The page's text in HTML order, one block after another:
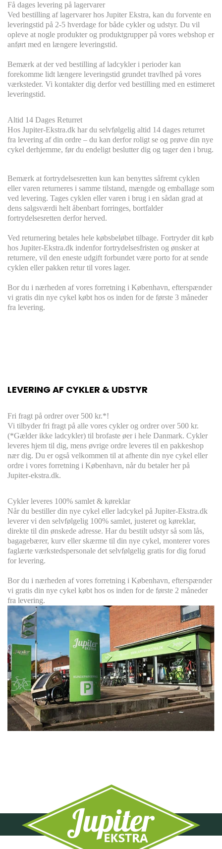
Få dages levering på lagervarer
Ved bestilling af lagervarer hos Jupiter Ekstra, kan du forvente en
leveringstid på 2-5 hverdage for både cykler og udstyr. Du vil
opleve at nogle produkter og produktgrupper på vores webshop er
anført med en længere leveringstid.
Bemærk at der ved bestilling af ladcykler i perioder kan
forekomme lidt længere leveringstid grundet travlhed på vores
værksteder. Vi kontakter dig derfor ved bestilling med en estimeret
leveringstid.
Altid 14 Dages Returret
Hos Jupiter-Ekstra.dk har du selvfølgelig altid 14 dages returret
fra levering af din ordre – du kan derfor roligt se og prøve din nye
cykel derhjemme, før du endeligt beslutter dig og tager den i brug.
Bemærk at fortrydelsesretten kun kan benyttes såfremt cyklen
eller varen returneres i samme tilstand, mængde og emballage som
ved levering. Tages cyklen eller varen i brug i en sådan grad at
dens salgsværdi helt åbenbart forringes, bortfalder
fortrydelsesretten derfor herved.
Ved returnering betales hele købsbeløbet tilbage. Fortryder dit køb
hos Jupiter-Ekstra.dk indenfor fortrydelsesfristen og ønsker at
returnere, vil den eneste udgift forbundet være porto for at sende
cyklen eller pakken retur til vores lager.
Bor du i nærheden af vores forretning i København, efterspænder
vi gratis din nye cykel købt hos os inden for de første 3 måneder
fra levering.
LEVERING AF CYKLER & UDSTYR
Fri fragt på ordrer over 500 kr.*!
Vi tilbyder fri fragt på alle vores cykler og ordrer over 500 kr.
(*Gælder ikke ladcykler) til brofaste øer i hele Danmark. Cykler
leveres hjem til dig, mens øvrige ordre leveres til en pakkeshop
nær dig. Du er også velkommen til at afhente din nye cykel eller
ordre i vores forretning i København, når du betaler her på
Jupiter-ekstra.dk.
Cykler leveres 100% samlet & køreklar
Når du bestiller din nye cykel eller ladcykel på Jupiter-Ekstra.dk
leverer vi den selvfølgelig 100% samlet, justeret og køreklar,
direkte til din ønskede adresse. Har du bestilt udstyr så som lås,
bagagebærer, kurv eller skærme til din nye cykel, monterer vores
faglærte værkstedspersonale det selvfølgelig gratis for dig forud
for levering.
Bor du i nærheden af vores forretning i København, efterspænder
vi gratis din nye cykel købt hos os inden for de første 2 måneder
fra levering.